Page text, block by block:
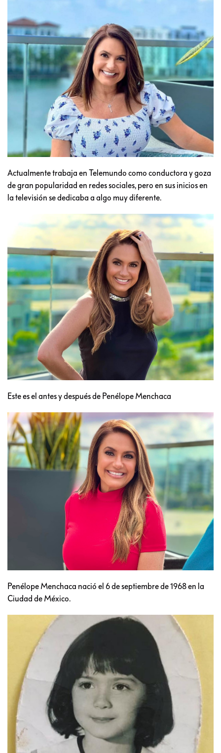
Actualmente trabaja en Telemundo como conductora y goza
de gran popularidad en redes sociales, pero en sus inicios en
la televisión se dedicaba a algo muy diferente.
Este es el antes y después de Penélope Menchaca
Penélope Menchaca nació el 6 de septiembre de 1968 en la
Ciudad de México.